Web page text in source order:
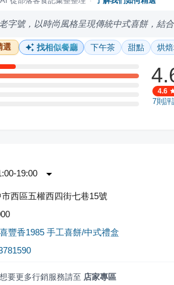
字號，以時尚風格呈現傳統中式喜餅，結
選 找相似餐廳 下午茶 甜點 烘
4.6
7則評
19:00
西區五權西四街七巷15號
喜豐香1985 手工喜餅/中式禮盒
要更多行銷服務請至 店家專區